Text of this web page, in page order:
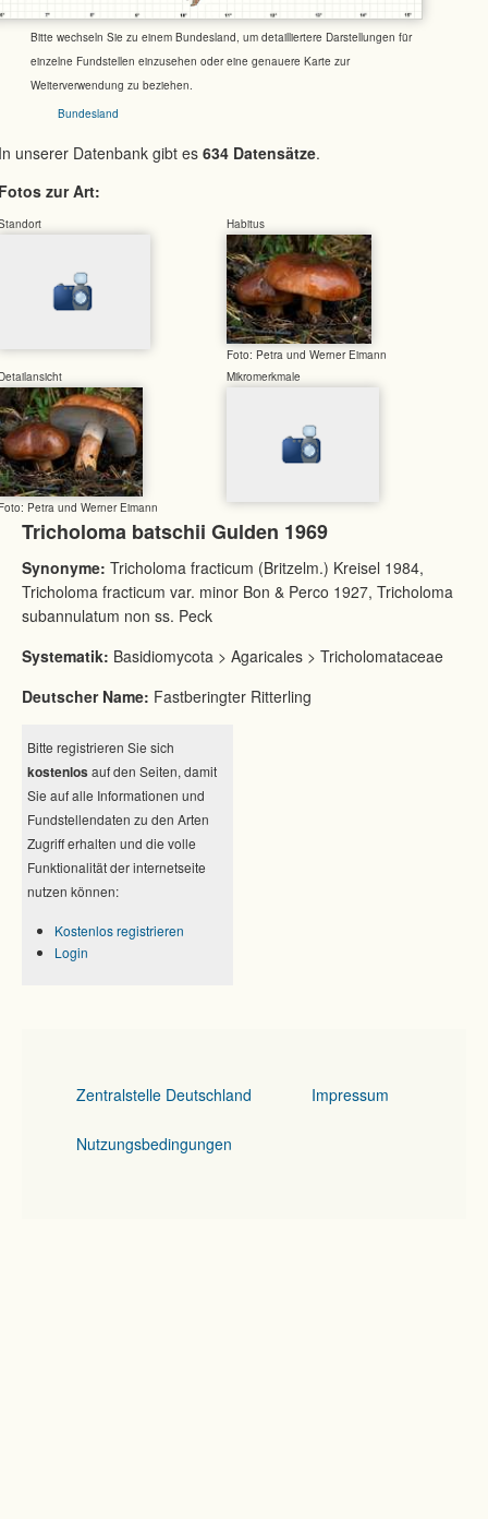
Bitte wechseln Sie zu einem Bundesland, um detailliertere Darstellungen für
einzelne Fundstellen einzusehen oder eine genauere Karte zur
Weiterverwendung zu beziehen.
Bundesland
unserer Datenbank gibt es 634 Datensätze.
zur Art:
Habitus
Foto: Petra und Werner Eimann
Petra und Werner Eimann
Mikromerkmale
Tricholoma batschii Gulden 1969
Synonyme: Tricholoma fracticum (Britzelm.) Kreisel 1984,
Tricholoma fracticum var. minor Bon & Perco 1927, Tricholoma
subannulatum non ss. Peck
Systematik: Basidiomycota > Agaricales > Tricholomataceae
Deutscher Name: Fastberingter Ritterling
Bitte registrieren Sie sich
kostenlos auf den Seiten, damit
Sie auf alle Informationen und
Fundstellendaten zu den Arten
Zugriff erhalten und die volle
Funktionalität der internetseite
nutzen können:
Kostenlos registrieren
Login
Zentralstelle Deutschland Impressum
Nutzungsbedingungen